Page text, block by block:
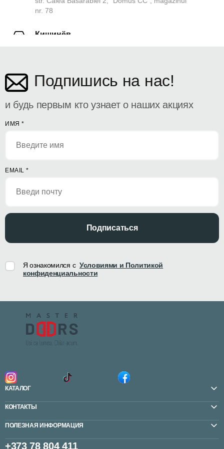
nr. 78
Кишинёв
Подпишись на нас!
и будь первым кто узнает о наших акциях
ИМЯ *
EMAIL *
Подписаться
Я ознакомился с Условиями и Политикой
конфиденциальности
КАТАЛОГ
КОНТАКТЫ
ПОЛЕЗНАЯ ИНФОРМАЦИЯ
+373 78 804 411